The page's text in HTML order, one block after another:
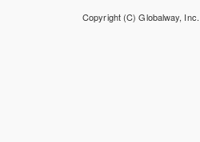
Copyright (C) Globalway,